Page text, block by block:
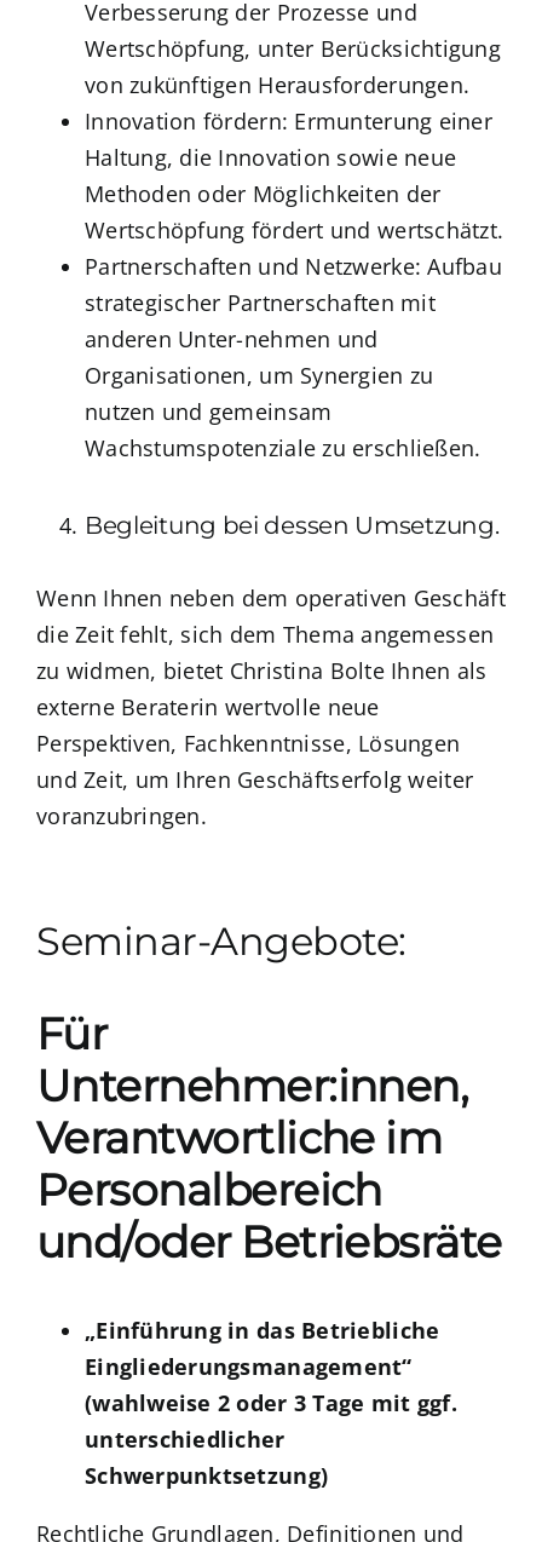
Verbesserung der Prozesse und
Wertschöpfung, unter Berücksichtigung
von zukünftigen Herausforderungen.
Innovation fördern: Ermunterung einer
Haltung, die Innovation sowie neue
Methoden oder Möglichkeiten der
Wertschöpfung fördert und wertschätzt.
Partnerschaften und Netzwerke: Aufbau
strategischer Partnerschaften mit
anderen Unter-nehmen und
Organisationen, um Synergien zu
nutzen und gemeinsam
Wachstumspotenziale zu erschließen.
Begleitung bei dessen Umsetzung.
Wenn Ihnen neben dem operativen Geschäft
die Zeit fehlt, sich dem Thema angemessen
zu widmen, bietet Christina Bolte Ihnen als
externe Beraterin wertvolle neue
Perspektiven, Fachkenntnisse, Lösungen
und Zeit, um Ihren Geschäftserfolg weiter
voranzubringen.
Seminar-Angebote:
Für
Unternehmer:innen,
Verantwortliche im
Personalbereich
und/oder Betriebsräte
„Einführung in das Betriebliche
Eingliederungsmanagement“
(wahlweise 2 oder 3 Tage mit ggf.
unterschiedlicher
Schwerpunktsetzung)
Rechtliche Grundlagen, Definitionen und